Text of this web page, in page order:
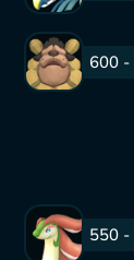
600 -
550